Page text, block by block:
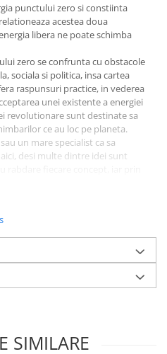
punctului zero si constiinta
acestea doua
libera ne poate schimba
zero se confrunta cu obstacole
sociala si politica, insa cartea
raspunsuri practice, in vederea
unei existente a energiei
revolutionare sunt destinate sa
ce au loc pe planeta.
un mare specialist ca sa
desi multe dintre idei sunt
diverse perspective - a
cititorul devine constient de
vaste, creatoare si inteligente
Avem capacitatea de a
infinite, ce este
fata ne ajuta sa renuntam la
noastre limitative, eliberandu-ne
mai larga.
SIMILARE